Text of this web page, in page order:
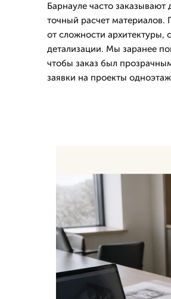
Барнауле часто
точный расчет
от сложности архитектуры,
детализации. Мы заранее
чтобы заказ был
заявки на проекты